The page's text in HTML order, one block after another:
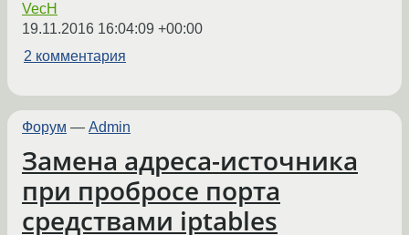
VecH
19.11.2016 16:04:09 +00:00
2 комментария
Форум — Admin
Замена адреса-источника
при пробросе порта
средствами iptables